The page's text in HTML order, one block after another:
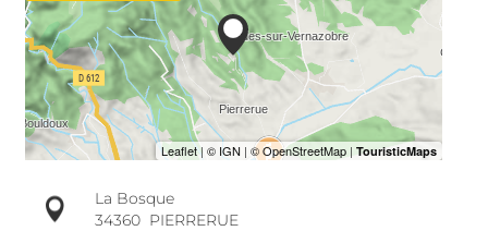
La Bosque
34360 PIERRERUE